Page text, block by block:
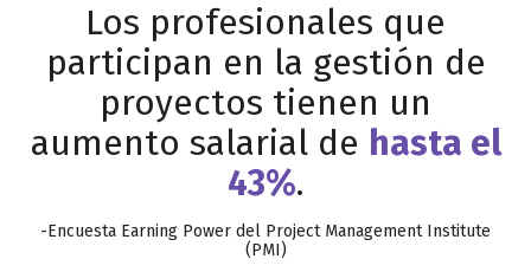
Los profesionales que
participan en la gestión de
proyectos tienen un
aumento salarial de hasta el
43%.
-Encuesta Earning Power del Project Management Institute
(PMI)